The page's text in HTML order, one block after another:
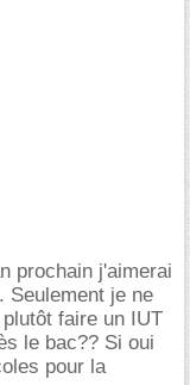
prochain j'aimerai
Seulement je ne
faire un IUT
le bac?? Si oui
pour la